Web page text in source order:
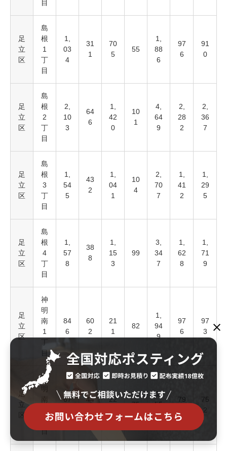
目
足
立
区
島
根
1
丁
目
1,
03
4
31
1
70
5
55
1,
88
6
97
6
91
0
足
立
区
島
根
2
丁
目
2,
10
3
64
6
1,
42
0
10
1
4,
64
9
2,
28
2
2,
36
7
足
立
区
島
根
3
丁
目
1,
54
5
43
2
1,
04
1
10
4
2,
70
7
1,
41
2
1,
29
5
足
立
区
島
根
4
丁
目
1,
57
8
38
8
1,
15
3
99
3,
34
7
1,
62
8
1,
71
9
足
立
区
神
明
南
1
丁
目
84
6
60
2
21
1
82
1,
94
9
97
6
97
3
足
立
区
神
明
南
丁
目
67
44
22
75
1,
55
1
79
75
2